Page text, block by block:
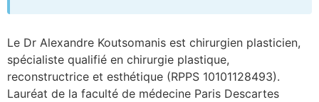
Le Dr Alexandre Koutsomanis est chirurgien plasticien,
spécialiste qualifié en chirurgie plastique,
reconstructrice et esthétique (RPPS 10101128493).
Lauréat de la faculté de médecine Paris Descartes